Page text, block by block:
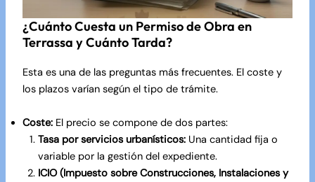
¿Cuánto Cuesta un Permiso de Obra en
Terrassa y Cuánto Tarda?
Esta es una de las preguntas más frecuentes. El coste y
los plazos varían según el tipo de trámite.
Coste:El precio se compone de dos partes:
Tasa por servicios urbanísticos:Una cantidad fija o
variable por la gestión del expediente.
ICIO (Impuesto sobre Construcciones, Instalaciones y